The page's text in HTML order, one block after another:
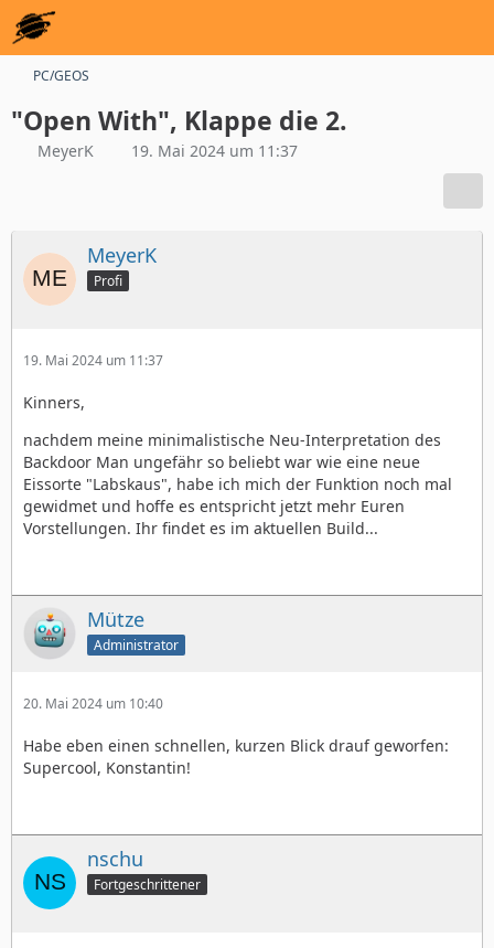
PC/GEOS
"Open With", Klappe die 2.
MeyerK 19. Mai 2024 um 11:37
MeyerK
Profi
19. Mai 2024 um 11:37
Kinners,
nachdem meine minimalistische Neu-Interpretation des
Backdoor Man ungefähr so beliebt war wie eine neue
Eissorte "Labskaus", habe ich mich der Funktion noch mal
gewidmet und hoffe es entspricht jetzt mehr Euren
Vorstellungen. Ihr findet es im aktuellen Build...
Mütze
Administrator
20. Mai 2024 um 10:40
Habe eben einen schnellen, kurzen Blick drauf geworfen:
Supercool, Konstantin!
nschu
Fortgeschrittener